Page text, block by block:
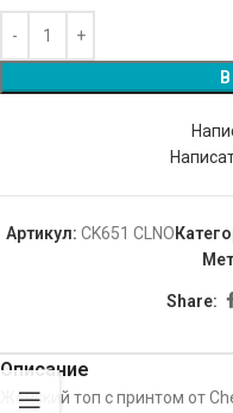
Артикул: CK651 CLNO
Share:
Описание
Женский топ с принтом от